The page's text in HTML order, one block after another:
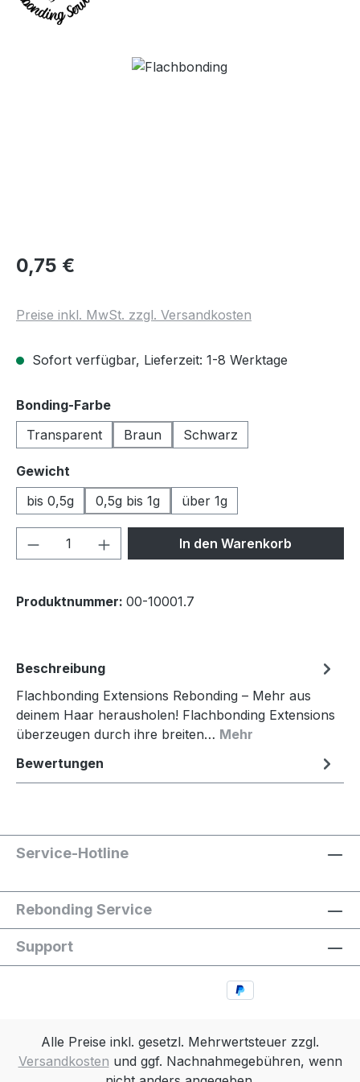
Bildergalerie überspringen
Regulärer Preis:
0,75 €
Preise inkl. MwSt. zzgl. Versandkosten
Sofort verfügbar, Lieferzeit: 1-8 Werktage
Bonding-Farbeauswählen
Transparent
Braun Schwarz
Gewicht
bis 0,5g
0,5g bis 1g über 1g
Produkt Anzahl: Gib denIn den Warenkorb
Produktnummer: 00-10001.7
Beschreibung
Flachbonding Extensions Rebonding – Mehr aus
deinem Haar herausholen! Flachbonding Extensions
überzeugen durch ihre breiten… Mehr
Bewertungen
Service-Hotline
Rebonding Service
Support
Alle Preise inkl. gesetzl. Mehrwertsteuer zzgl.
Versandkosten und ggf. Nachnahmegebühren, wenn